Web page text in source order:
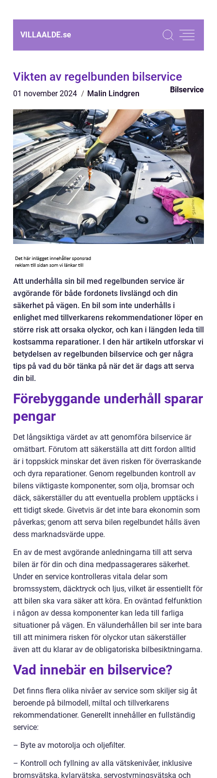
VILLAALDE.se
Vikten av regelbunden bilservice
01 november 2024 Malin Lindgren Bilservice
Att underhålla sin bil med regelbunden service är
avgörande för både fordonets livslängd och din
säkerhet på vägen. En bil som inte underhålls i
enlighet med tillverkarens rekommendationer löper en
större risk att orsaka olyckor, och kan i längden leda till
kostsamma reparationer. I den här artikeln utforskar vi
betydelsen av regelbunden bilservice och ger några
tips på vad du bör tänka på när det är dags att serva
din bil.
Förebyggande underhåll sparar
pengar
Det långsiktiga värdet av att genomföra bilservice är
omätbart. Förutom att säkerställa att ditt fordon alltid
är i toppskick minskar det även risken för överraskande
och dyra reparationer. Genom regelbunden kontroll av
bilens viktigaste komponenter, som olja, bromsar och
däck, säkerställer du att eventuella problem upptäcks i
ett tidigt skede. Givetvis är det inte bara ekonomin som
påverkas; genom att serva bilen regelbundet hålls även
dess marknadsvärde uppe.
En av de mest avgörande anledningarna till att serva
bilen är för din och dina medpassagerares säkerhet.
Under en service kontrolleras vitala delar som
bromssystem, däcktryck och ljus, vilket är essentiellt för
att bilen ska vara säker att köra. En oväntad felfunktion
i någon av dessa komponenter kan leda till farliga
situationer på vägen. En välunderhållen bil ser inte bara
till att minimera risken för olyckor utan säkerställer
även att du klarar av de obligatoriska bilbesiktningarna.
Vad innebär en bilservice?
Det finns flera olika nivåer av service som skiljer sig åt
beroende på bilmodell, miltal och tillverkarens
rekommendationer. Generellt innehåller en fullständig
service:
– Byte av motorolja och oljefilter.
– Kontroll och fyllning av alla vätskenivåer, inklusive
bromsvätska, kylarvätska, servostyrningsvätska och